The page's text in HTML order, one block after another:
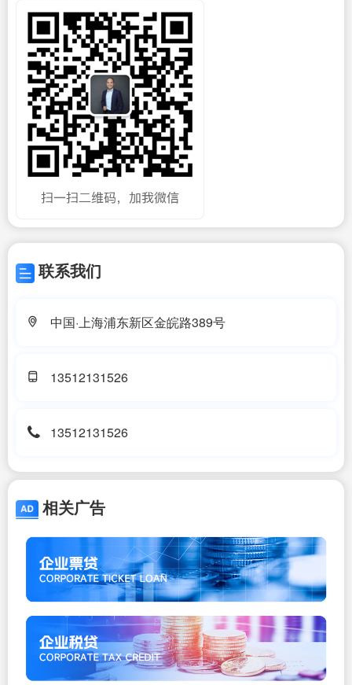
联系我们
中国·上海浦东新区金皖路389号
13512131526
13512131526
相关广告